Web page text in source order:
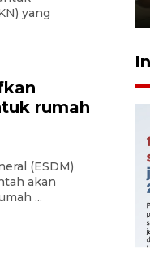
yang
rumah
(ESDM)
akan
...